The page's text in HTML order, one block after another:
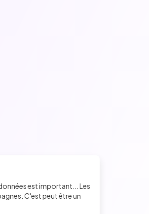
est important... Les
C'est peut être un